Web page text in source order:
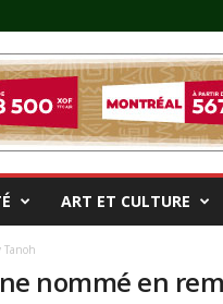
ART ET CULTURE
Tanoh
nommé en